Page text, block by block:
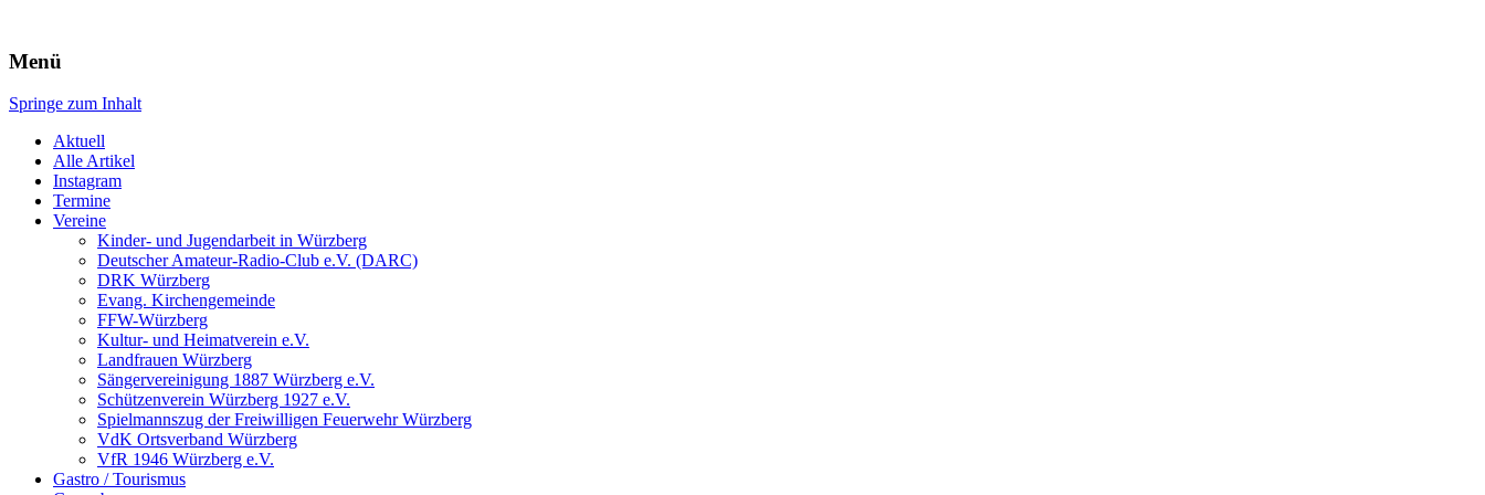
Würzberg.info
Suchen
Menü
Springe zum Inhalt
Aktuell
Alle Artikel
Instagram
Termine
Vereine
Kinder- und Jugendarbeit in Würzberg
Deutscher Amateur-Radio-Club e.V. (DARC)
DRK Würzberg
Evang. Kirchengemeinde
FFW-Würzberg
Kultur- und Heimatverein e.V.
Landfrauen Würzberg
Sängervereinigung 1887 Würzberg e.V.
Schützenverein Würzberg 1927 e.V.
Spielmannszug der Freiwilligen Feuerwehr Würzberg
VdK Ortsverband Würzberg
VfR 1946 Würzberg e.V.
Gastro / Tourismus